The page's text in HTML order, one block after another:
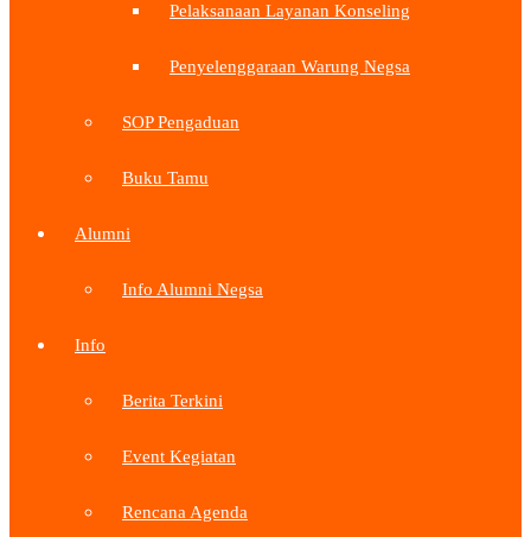
Pelaksanaan Layanan Konseling
Penyelenggaraan Warung Negsa
SOP Pengaduan
Buku Tamu
Alumni
Info Alumni Negsa
Info
Berita Terkini
Event Kegiatan
Rencana Agenda